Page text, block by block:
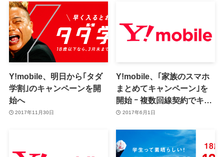
Y!mobile、明日から｢タダ
学割｣のキャンペーンを開
始へ
2017年11月30日
Y!mobile、｢家族のスマホ
まとめてキャンペーン｣を
開始 ｰ 複数回線契約でキャ
ッシュバック
2017年6月1日